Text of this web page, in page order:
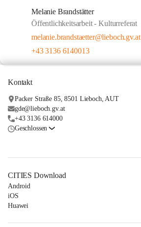
Melanie Brandstätter
Öffentlichkeitsarbeit - Kulturreferat
melanie.brandstaetter@lieboch.gv.at
+43 3136 6140013
Kontakt
Packer Straße 85, 8501 Lieboch, AUT
gde@lieboch.gv.at
+43 3136 614000
Geschlossen
CITIES Download
Android
iOS
Huawei